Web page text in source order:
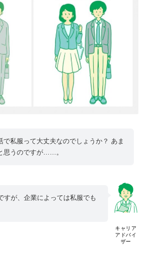
で私服って大丈夫なのでしょうか？ あま
思うのですが……。
キャリア
アドバイ
ザー
すが、企業によっては私服でも